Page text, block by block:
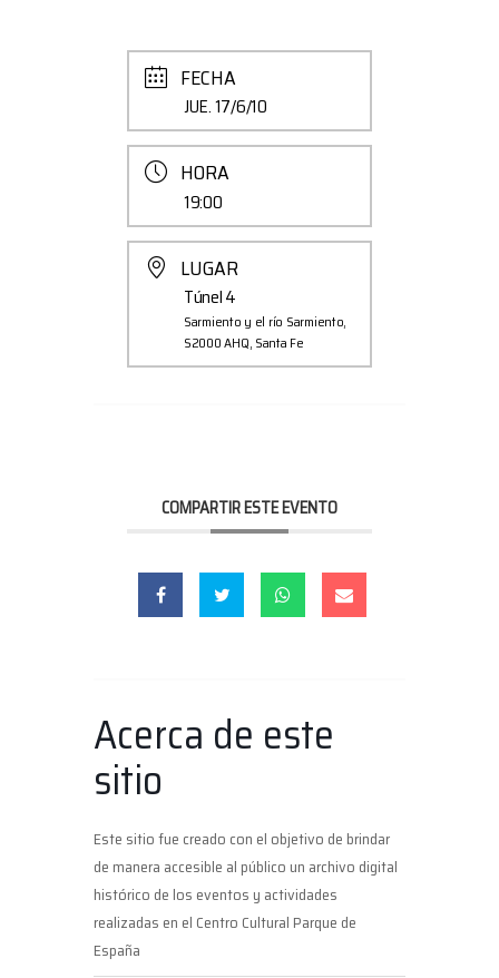
FECHA
JUE. 17/6/10
HORA
19:00
LUGAR
Túnel 4
Sarmiento y el río Sarmiento,
S2000 AHQ, Santa Fe
COMPARTIR ESTE EVENTO
Acerca de este
sitio
Este sitio fue creado con el objetivo de brindar
de manera accesible al público un archivo digital
histórico de los eventos y actividades
realizadas en el Centro Cultural Parque de
España